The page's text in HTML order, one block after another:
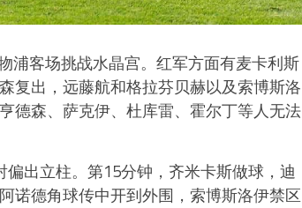
浦客场挑战水晶宫。红军方面有麦卡利斯
复出，远藤航和格拉芬贝赫以及索博斯洛
德森、萨克伊、杜库雷、霍尔丁等人无法
出立柱。第15分钟，齐米卡斯做球，迪
诺德角球传中开到外围，索博斯洛伊禁区